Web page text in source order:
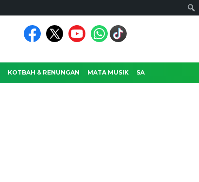
KOTBAH & RENUNGAN MATA MUSIK SASTRA